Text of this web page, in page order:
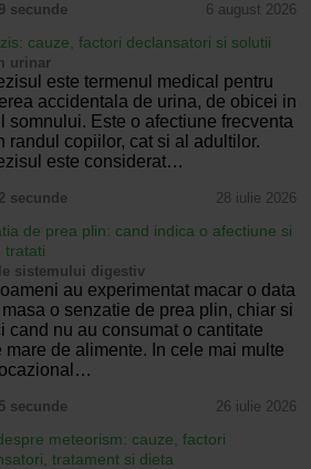
secunde 6 august 2026
cauze, factori declansatori si solutii
urinar
este termenul medical pentru
accidentala de urina, de obicei in
somnului. Este o afectiune frecventa
randul copiilor, cat si al adultilor.
este considerat…
secunde 28 iulie 2026
de prea plin: cand indica o afectiune si
tratati
sistemului digestiv
au experimentat macar o data
o senzatie de prea plin, chiar si
cand nu au consumat o cantitate
mare de alimente. In cele mai multe
secunde 26 iulie 2026
meteorism: cauze, factori
tratament si dieta